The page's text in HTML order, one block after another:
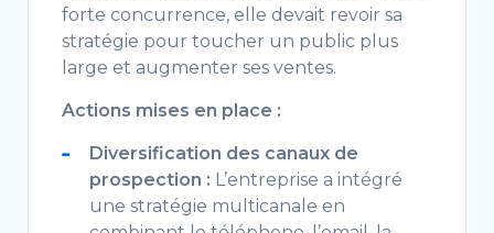
forte concurrence, elle devait revoir sa
stratégie pour toucher un public plus
large et augmenter ses ventes.
Actions mises en place :
Diversification des canaux de
prospection : L’entreprise a intégré
une stratégie multicanale en